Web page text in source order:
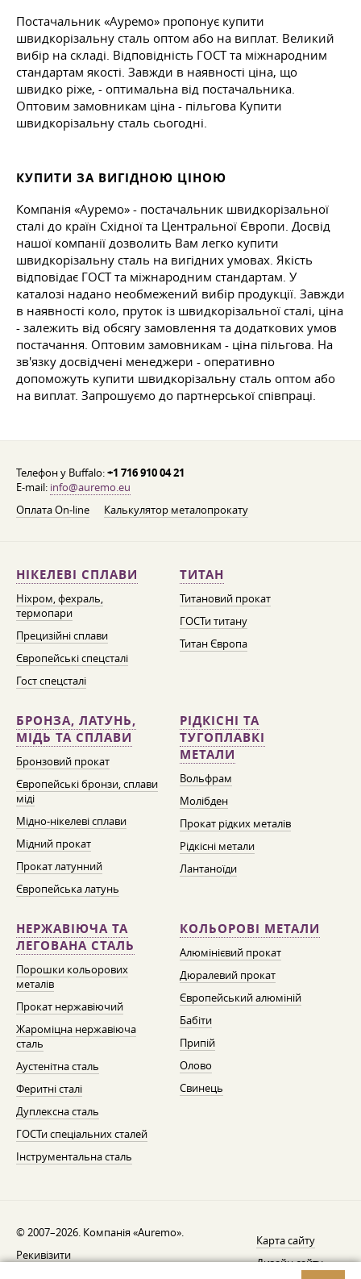
Постачальник «Ауремо» пропонує купити
швидкорізальну сталь оптом або на виплат. Великий
вибір на складі. Відповідність ГОСТ та міжнародним
стандартам якості. Завжди в наявності ціна, що
швидко ріже, - оптимальна від постачальника.
Оптовим замовникам ціна - пільгова Купити
швидкорізальну сталь сьогодні.
КУПИТИ ЗА ВИГІДНОЮ ЦІНОЮ
Компанія «Ауремо» - постачальник швидкорізальної
сталі до країн Східної та Центральної Європи. Досвід
нашої компанії дозволить Вам легко купити
швидкорізальну сталь на вигідних умовах. Якість
відповідає ГОСТ та міжнародним стандартам. У
каталозі надано необмежений вибір продукції. Завжди
в наявності коло, пруток із швидкорізальної сталі, ціна
- залежить від обсягу замовлення та додаткових умов
постачання. Оптовим замовникам - ціна пільгова. На
зв'язку досвідчені менеджери - оперативно
допоможуть купити швидкорізальну сталь оптом або
на виплат. Запрошуємо до партнерської співпраці.
Телефон у Buffalo:+1 716 910 04 21
E-mail: info@auremo.eu
Оплата On-line
Калькулятор металопрокату
НІКЕЛЕВІ СПЛАВИ
Ніхром, фехраль,
термопари
Прецизійні сплави
Європейські спецсталі
Гост спецсталі
ТИТАН
Титановий прокат
ГОСТи титану
Титан Європа
БРОНЗА, ЛАТУНЬ,
МІДЬ ТА СПЛАВИ
Бронзовий прокат
Європейські бронзи, сплави
міді
Мідно-нікелеві сплави
Мідний прокат
Прокат латунний
Європейська латунь
РІДКІСНІ ТА
ТУГОПЛАВКІ
МЕТАЛИ
Вольфрам
Молібден
Прокат рідких металів
Рідкісні метали
Лантаноїди
НЕРЖАВІЮЧА ТА
ЛЕГОВАНА СТАЛЬ
Порошки кольорових
металів
Прокат нержавіючий
Жароміцна нержавіюча
сталь
Аустенітна сталь
Феритні сталі
Дуплексна сталь
ГОСТи спеціальних сталей
Інструментальна сталь
КОЛЬОРОВІ МЕТАЛИ
Алюмінієвий прокат
Дюралевий прокат
Європейський алюміній
Бабіти
Припій
Олово
Свинець
© 2007–2026. Компанія «Auremo».
Рекивізити
Карта сайту
Дизайн сайту —